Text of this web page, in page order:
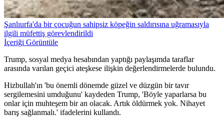
Şanlıurfa'da bir çocuğun sahipsiz köpeğin saldırısına uğramasıyla
ilgili müfettiş görevlendirildi
İçeriği Görüntüle
Trump, sosyal medya hesabından yaptığı paylaşımda taraflar
arasında varılan geçici ateşkese ilişkin değerlendirmelerde bulundu.
Hizbullah'ın 'bu önemli dönemde güzel ve düzgün bir tavır
sergilemesini umduğunu' kaydeden Trump, 'Böyle yaparlarsa bu
onlar için muhteşem bir an olacak. Artık öldürmek yok. Nihayet
barış sağlanmalı.' ifadelerini kullandı.